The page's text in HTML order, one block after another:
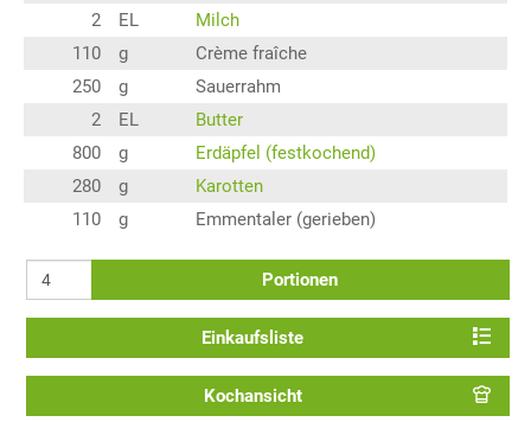
2
EL
Milch
110
g
Crème fraîche
250
g
Sauerrahm
2
EL
Butter
800
g
Erdäpfel (festkochend)
280
g
Karotten
110
g Emmentaler (gerieben)
Portionen
Einkaufsliste
Kochansicht